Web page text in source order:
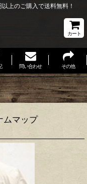
上のご購入で送料無料！
カート
問い合わせ その他
マップ